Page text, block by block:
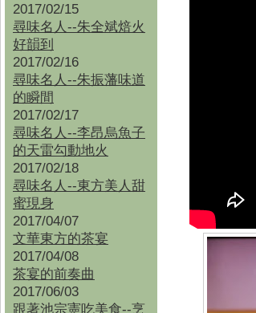
2017/02/15
尋味名人--朱全斌焙火
好韻到
2017/02/16
尋味名人--朱振藩味道
的瞬間
2017/02/17
尋味名人--李昂烏魚子
的天雷勾動地火
2017/02/18
尋味名人--東方美人甜
蜜現身
2017/04/07
文華東方的茶宴
2017/04/08
茶宴的前奏曲
2017/06/03
跟著池宗憲吃美食--烹